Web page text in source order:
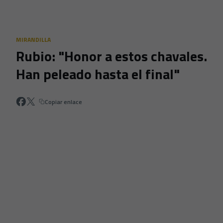
MIRANDILLA
Rubio: "Honor a estos chavales.
Han peleado hasta el final"
Copiar enlace